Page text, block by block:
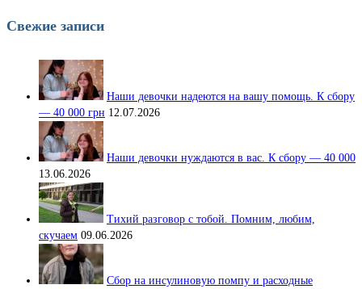
Свежие записи
Наши девочки надеются на вашу помощь. К сбору
— 40 000 грн 12.07.2026
Наши девочки нуждаются в вас. К сбору — 40 000
13.06.2026
Тихий разговор с тобой. Помним, любим,
скучаем 09.06.2026
Сбор на инсулиновую помпу и расходные